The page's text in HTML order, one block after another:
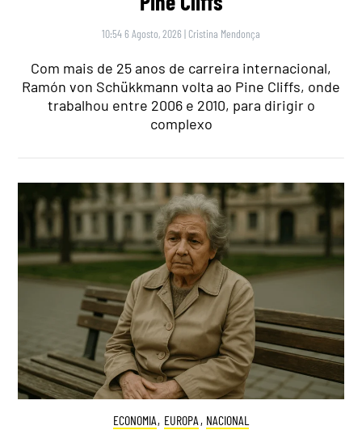
10:54 6 Agosto, 2026 | Cristina Mendonça
Com mais de 25 anos de carreira internacional,
Ramón von Schükkmann volta ao Pine Cliffs, onde
trabalhou entre 2006 e 2010, para dirigir o
complexo
ECONOMIA, EUROPA , NACIONAL